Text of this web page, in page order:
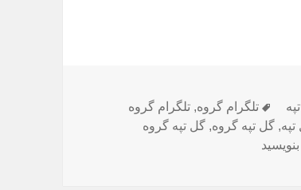
برچسب‌ها
تلگرام گروه,تلگرام گروه
,گل تپه گروه,گل تپه گروه
تلگرام گل تپه